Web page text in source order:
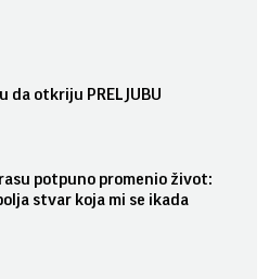
da otkriju PRELJUBU
potpuno promenio život:
stvar koja mi se ikada